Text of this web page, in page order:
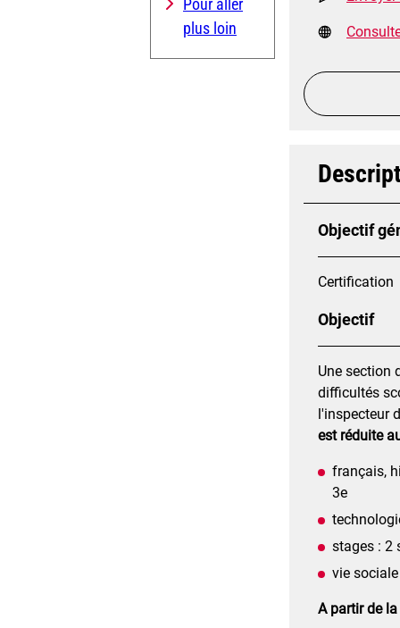
Pour aller
plus loin
Objectif
Certification
Objectif
Une section
difficultés
l'inspecteur
est réduite
français,
3e
stages : 2
vie
A partir de